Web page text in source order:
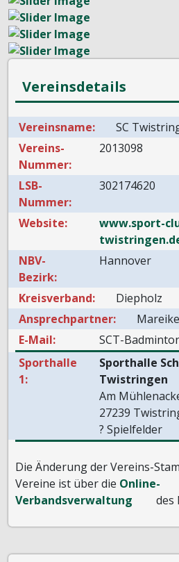
Vereinsdetails
Vereinsname:
SC
Vereins-
Nummer:
2013098
LSB-
Nummer:
302174620
Website:
www.sport-
NBV-
Bezirk:
Hannover
Kreisverband:
Diepholz
Ansprechpartner:
E-Mail:
SCT-
Sporthalle
1:
Sporthalle
Twistringen
Am
27239
? Spielfelder
Die Änderung der Vereins-
Vereine ist über die Online-
Verbandsverwaltung
des